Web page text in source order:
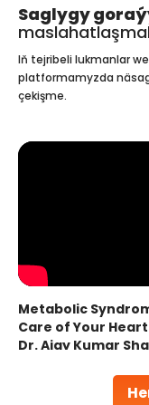
Saglygy
Iň tejribeli lukmanlar
platformamyzda
çekişme.
Metabolic
Care of Your
Dr. Ajay Kumar